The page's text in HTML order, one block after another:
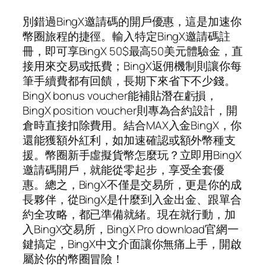
別錯過BingX邀請碼的開戶優惠，這是加速你
幣圈旅程的捷徑。輸入特定BingX邀請碼註
冊，即可享BingX 50$最高50美元體驗金，直
接用來交易或抵費；BingX返佣機制則讓你每
筆手續費都有回饋，長期下來省下不少錢。
BingX bonus voucher能補貼潛在虧損，
BingX position voucher則專為合約設計，開
倉時直接扣除費用。結合MAX入金BingX，你
還能獲額外紅利，如加速確認或額外幣種支
援。幣圈新手虛擬貨幣怎麼玩？立即用BingX
邀請碼開戶，就能從零起步，享受全套優
惠。總之，BingX不僅是交易所，更是你的成
長夥伴，從BingX是什麼到入金出金、跟單合
約全攻略，都已準備就緒。現在就行動，加
入BingX交易所，BingX Pro download官網一
鍵搞定，BingX中文介面讓你無痛上手，開啟
屬於你的幣圈冒險！